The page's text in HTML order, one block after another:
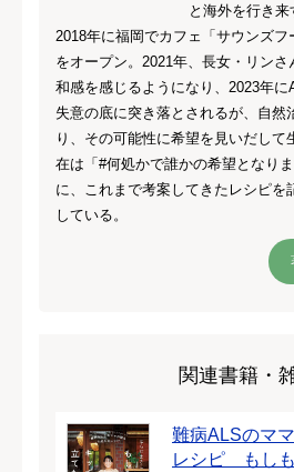
と海外を行き来
2018年に福岡でカフェ「サウンズフ
をオープン。2021年、長女・リン
和感を感じるようになり、2023年に
失意の底に突き落とされるが、自然
り、その可能性に希望を見いだして
在は「#何処かで誰かの希望となり
に、これまで考案してきたレシピを
している。
関連書籍・
難病ALSのマ
レシピ もし